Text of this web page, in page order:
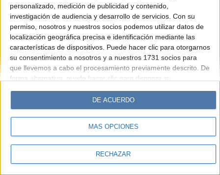
personalizado, medición de publicidad y contenido,
investigación de audiencia y desarrollo de servicios. Con su
permiso, nosotros y nuestros socios podemos utilizar datos de
localización geográfica precisa e identificación mediante las
características de dispositivos. Puede hacer clic para otorgarnos
su consentimiento a nosotros y a nuestros 1731 socios para
que llevemos a cabo el procesamiento previamente descrito. De
forma alternativa, puede hacer clic para denegar su
cambiar sus preferencias antes de otorgar su consentimiento.
Tenga en cuenta que algún procesamiento de sus datos
personales puede no requerir de su consentimiento, pero usted
tiene el derecho de rechazar tal procesamiento. Sus
sus preferencias o retirar su consentimiento en cualquier
MÁS OPCIONES
RECHAZAR
DE ACUERDO